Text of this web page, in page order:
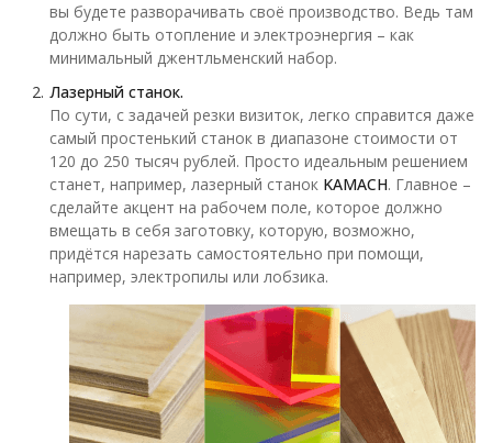
вы будете разворачивать своё производство. Ведь там
должно быть отопление и электроэнергия – как
минимальный джентльменский набор.
Лазерный станок.
По сути, с задачей резки визиток, легко справится даже
самый простенький станок в диапазоне стоимости от
120 до 250 тысяч рублей. Просто идеальным решением
станет, например, лазерный станок KAMACH. Главное –
сделайте акцент на рабочем поле, которое должно
вмещать в себя заготовку, которую, возможно,
придётся нарезать самостоятельно при помощи,
например, электропилы или лобзика.